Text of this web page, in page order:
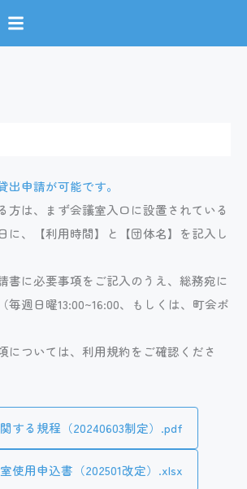
申請が可能です。
方は、まず会議室入口に設置されている
に、【利用時間】と【団体名】を記入し
書に必要事項をご記入のうえ、総務宛に
毎週日曜13:00~16:00、もしくは、町会ポ
については、利用規約をご確認くださ
する規程（20240603制定）.pdf
使用申込書（202501改定）.xlsx